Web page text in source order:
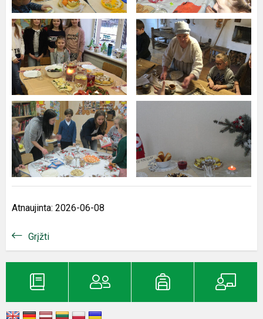
Atnaujinta: 2026-06-08
Grįžti